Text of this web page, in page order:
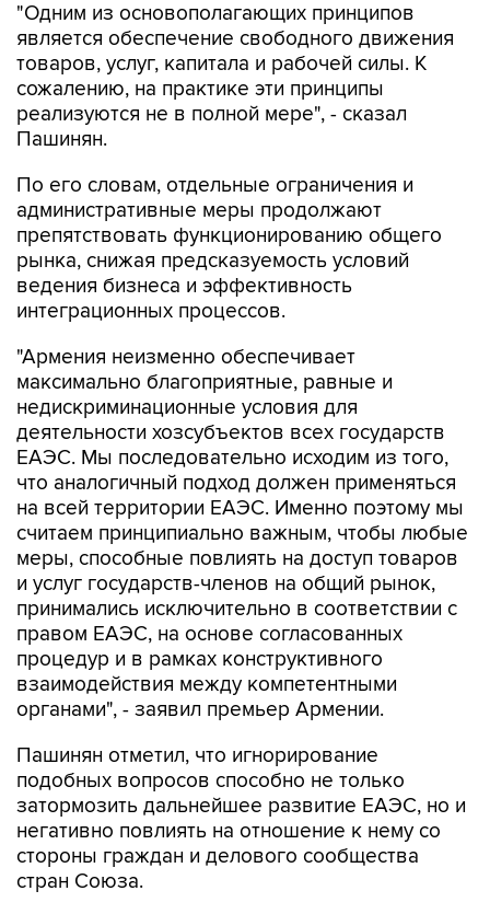
"Одним из основополагающих принципов
является обеспечение свободного движения
товаров, услуг, капитала и рабочей силы. К
сожалению, на практике эти принципы
реализуются не в полной мере", - сказал
Пашинян.
По его словам, отдельные ограничения и
административные меры продолжают
препятствовать функционированию общего
рынка, снижая предсказуемость условий
ведения бизнеса и эффективность
интеграционных процессов.
"Армения неизменно обеспечивает
максимально благоприятные, равные и
недискриминационные условия для
деятельности хозсубъектов всех государств
ЕАЭС. Мы последовательно исходим из того,
что аналогичный подход должен применяться
на всей территории ЕАЭС. Именно поэтому мы
считаем принципиально важным, чтобы любые
меры, способные повлиять на доступ товаров
и услуг государств-членов на общий рынок,
принимались исключительно в соответствии с
правом ЕАЭС, на основе согласованных
процедур и в рамках конструктивного
взаимодействия между компетентными
органами", - заявил премьер Армении.
Пашинян отметил, что игнорирование
подобных вопросов способно не только
затормозить дальнейшее развитие ЕАЭС, но и
негативно повлиять на отношение к нему со
стороны граждан и делового сообщества
стран Союза.